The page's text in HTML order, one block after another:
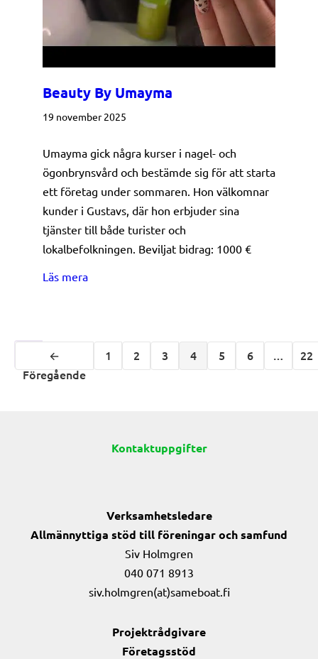
Beauty By Umayma
19 november 2025
Umayma gick några kurser i nagel- och
ögonbrynsvård och bestämde sig för att starta
ett företag under sommaren. Hon välkomnar
kunder i Gustavs, där hon erbjuder sina
tjänster till både turister och
lokalbefolkningen. Beviljat bidrag: 1000 €
Läs meraabout Beauty By Umayma
←
Föregående
1 2 3 4 5 6 … 22
Kontaktuppgifter
Verksamhetsledare
Allmännyttiga stöd till föreningar och samfund
Siv Holmgren
040 071 8913
siv.holmgren(at)sameboat.fi
Projektrådgivare
Företagsstöd